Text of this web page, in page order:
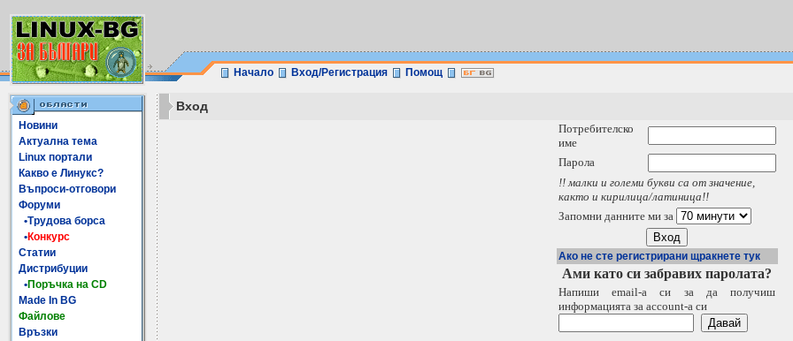
Начало Вход/Регистрация Помощ
Новини
Актуална тема
Linux портали
Какво е Линукс?
Въпроси-отговори
Форуми
•Трудова борса
•Конкурс
Статии
Дистрибуции
•Поръчка на CD
Made In BG
Файлове
Връзки
Вход
Потребителско
име
Парола
!! малки и големи букви са от значение,
както и кирилица/латиница!!
Запомни данните ми за
Ако не сте регистрирани щракнете тук
Ами като си забравих паролата?
Напиши email-a си за да получиш
информацията за account-a си